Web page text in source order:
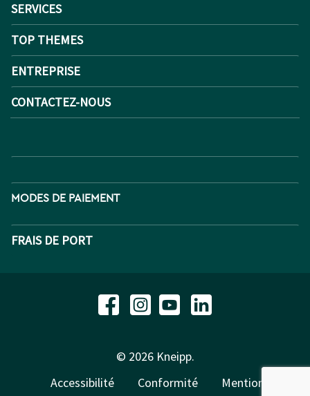
SERVICES
TOP THEMES
ENTREPRISE
CONTACTEZ-NOUS
MODES DE PAIEMENT
FRAIS DE PORT
© 2026 Kneipp.
Accessibilité
Conformité
Mentions